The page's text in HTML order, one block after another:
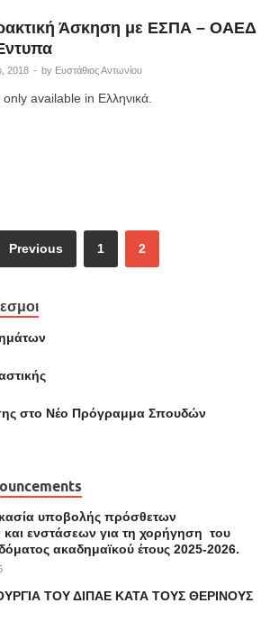
Άσκηση με ΕΣΠΑ – ΟΑΕΔ
2018 - by Ευστάθιος Αντωνίου
available in Ελληνικά.
Previous 1 2
στο Νέο Πρόγραμμα Σπουδών
υποβολής πρόσθετων
και ενστάσεων για τη χορήγηση του
ακαδημαϊκού έτους 2025-2026.
ΤΟΥ ΔΙΠΑΕ ΚΑΤΑ ΤΟΥΣ ΘΕΡΙΝΟΥΣ